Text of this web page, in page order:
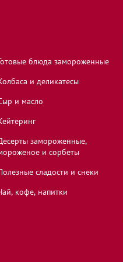
9Б
блюда замороженные
и деликатесы
и масло
замороженные,
и сорбеты
сладости и снеки
кофе, напитки